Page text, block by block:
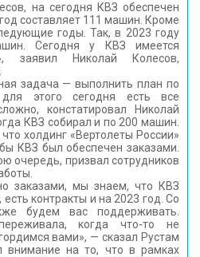
на сегодня КВЗ обеспечен
составляет 111 машин. Кроме
годы. Так, в 2023 году
Сегодня у КВЗ имеется
заявил Николай Колесов,
задача — выполнить план по
этого сегодня есть все
констатировал Николай
КВЗ собирал и по 200 машин.
холдинг «Вертолеты России»
КВЗ был обеспечен заказами.
очередь, призвал сотрудников
заказами, мы знаем, что КВЗ
контракты и на 2023 год. Со
будем вас поддерживать.
когда что-то не
вами», — сказал Рустам
внимание на то, что в рамках